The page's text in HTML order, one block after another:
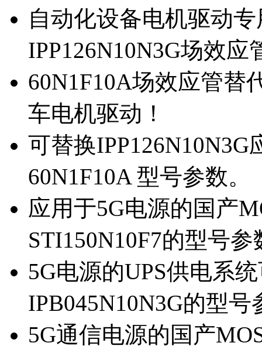
自动化设备电机驱动
IPP126N10N3G场效应
60N1F10A场效应管替
车电机驱动！
可替换
60N1F10A 型号参数。
应用于5G电源的国产
STI150N10F7的型号参
5G电源的UPS供电系
IPB045N10N3G的型号
5G通信电源的国产